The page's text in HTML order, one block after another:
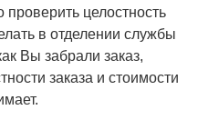
целостность
в отделении службы
Вы забрали заказ,
заказа и стоимости